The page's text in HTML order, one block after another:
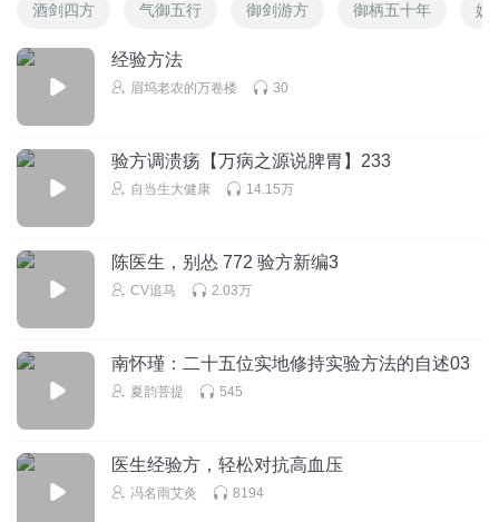
酒剑四方 气御五行 御剑游方 御柄五十年 妖
经验方法
眉坞老农的万卷楼 30
验方调溃疡【万病之源说脾胃】233
自当生大健康 14.15万
陈医生，别怂 772 验方新编3
CV追马 2.03万
南怀瑾：二十五位实地修持实验方法的自述03
夏韵菩提 545
医生经验方，轻松对抗高血压
冯名雨艾灸 8194